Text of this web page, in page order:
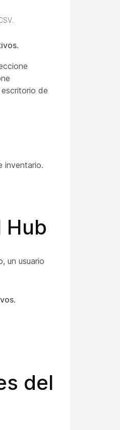
.
de
inventario.
Hub
un usuario
.
del